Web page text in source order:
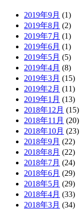
2019年9月 (1)
2019年8月 (2)
2019年7月 (1)
2019年6月 (1)
2019年5月 (5)
2019年4月 (8)
2019年3月 (15)
2019年2月 (11)
2019年1月 (13)
2018年12月 (15)
2018年11月 (20)
2018年10月 (23)
2018年9月 (22)
2018年8月 (22)
2018年7月 (24)
2018年6月 (29)
2018年5月 (29)
2018年4月 (33)
2018年3月 (34)